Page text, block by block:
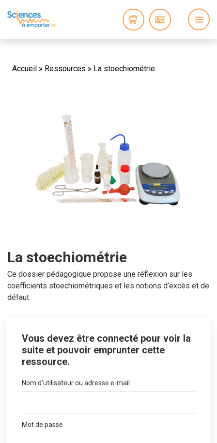
Accueil » Ressources » La stoechiométrie
La stoechiométrie
Ce dossier pédagogique propose une réflexion sur les
coefficients stoechiométriques et les notions d’excès et de
défaut.
Vous devez être connecté pour voir la
suite et pouvoir emprunter cette
ressource.
Nom d’utilisateur ou adresse e-mail
Mot de passe